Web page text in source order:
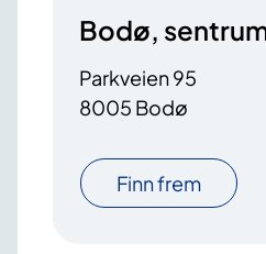
Bodø,
Parkveien 95
8005 Bodø
Finn frem